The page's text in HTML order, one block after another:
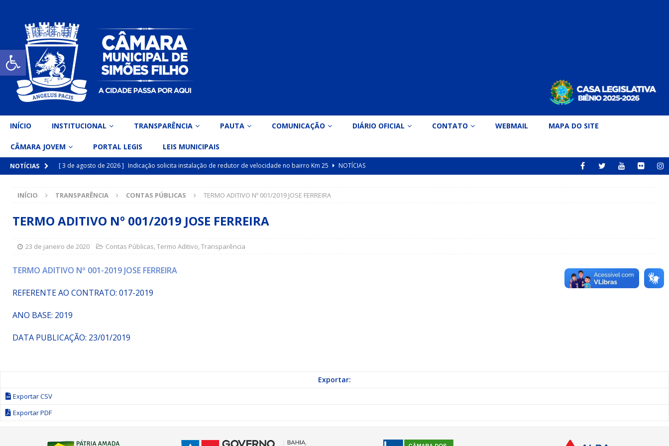
Open toolbar
INÍCIO INSTITUCIONAL TRANSPARÊNCIA PAUTA COMUNICAÇÃO DIÁRIO OFICIAL CONTATO WEBMAIL MAPA DO SITE
CÂMARA JOVEM PORTAL LEGIS LEIS MUNICIPAIS
NOTÍCIAS [ 3 de agosto de 2026 ] Indicação solicita instalação de redutor de velocidade no bairro Km 25
NOTÍCIAS
inclusiva
DESTAQUE
[ 15 de julho de 2026 ]
Vereador Belo Gazineu apresenta Indicação nº 089/2026 para implantação de ginásio de esportes em
[ 15 de julho de 2026 ] Vereador Sérgio Glauber apresenta Indicação nº 088/2026 para pavimentação asfáltica em Mapele
DESTAQUE
INÍCIO TRANSPARÊNCIA CONTAS PÚBLICAS TERMO ADITIVO Nº 001/2019 JOSE FERREIRA
TERMO ADITIVO Nº 001/2019 JOSE FERREIRA
23 de janeiro de 2020 Contas Públicas,Termo Aditivo,Transparência
TERMO ADITIVO Nº 001-2019 JOSE FERREIRA
REFERENTE AO CONTRATO: 017-2019
ANO BASE: 2019
DATA PUBLICAÇÃO: 23/01/2019
Exportar:
Exportar CSV
Exportar PDF